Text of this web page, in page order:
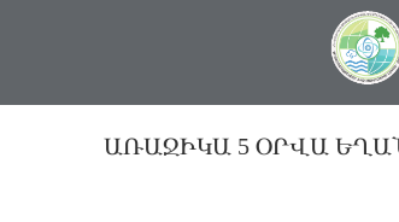
ԱՌԱՋԻԿԱ 5 ՕՐՎԱ